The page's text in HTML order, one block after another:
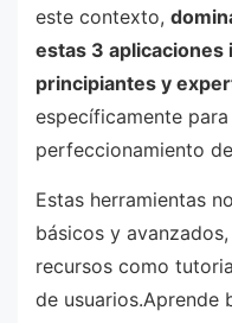
este contexto,
estas 3
principiantes y
específicamente
perfeccionamiento
Estas herramientas
básicos y
recursos como
de usuarios.Aprende